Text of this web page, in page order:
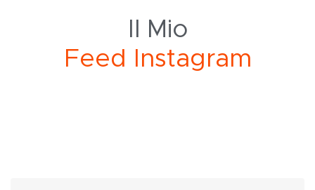
Il Mio
F ed Instagram